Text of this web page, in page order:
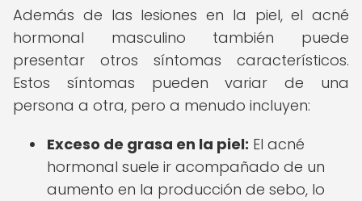
Además de las lesiones en la piel, el acné
hormonal masculino también puede
presentar otros síntomas característicos.
Estos síntomas pueden variar de una
persona a otra, pero a menudo incluyen:
Exceso de grasa en la piel: El acné
hormonal suele ir acompañado de un
aumento en la producción de sebo, lo